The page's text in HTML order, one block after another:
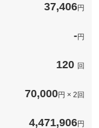
頼（無料）37,406円
-円
120 回
70,000円 × 2回
4,471,906円